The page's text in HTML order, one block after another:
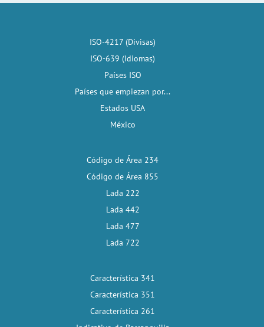
ISO-4217 (Divisas)
ISO-639 (Idiomas)
Países ISO
Países que empiezan por...
Estados USA
México
Código de Área 234
Código de Área 855
Lada 222
Lada 442
Lada 477
Lada 722
Característica 341
Característica 351
Característica 261